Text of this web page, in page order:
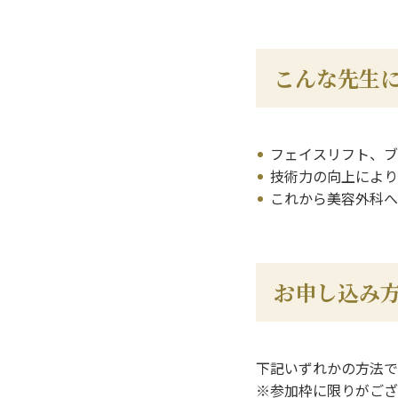
こんな先生
フェイスリフト、
技術力の向上によ
これから美容外科
お申し込み
下記いずれかの方法
※参加枠に限りがご